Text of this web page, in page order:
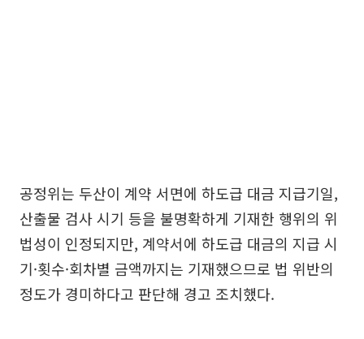
공정위는 두산이 계약 서면에 하도급 대금 지급기일,
산출물 검사 시기 등을 불명확하게 기재한 행위의 위
법성이 인정되지만, 계약서에 하도급 대금의 지급 시
기·횟수·회차별 금액까지는 기재했으므로 법 위반의
정도가 경미하다고 판단해 경고 조치했다.